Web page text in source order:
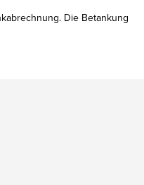
Die Betankung